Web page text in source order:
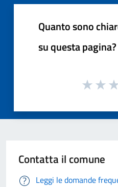
Quanto sono
su questa pagina?
Contatta il comune
Leggi le domande